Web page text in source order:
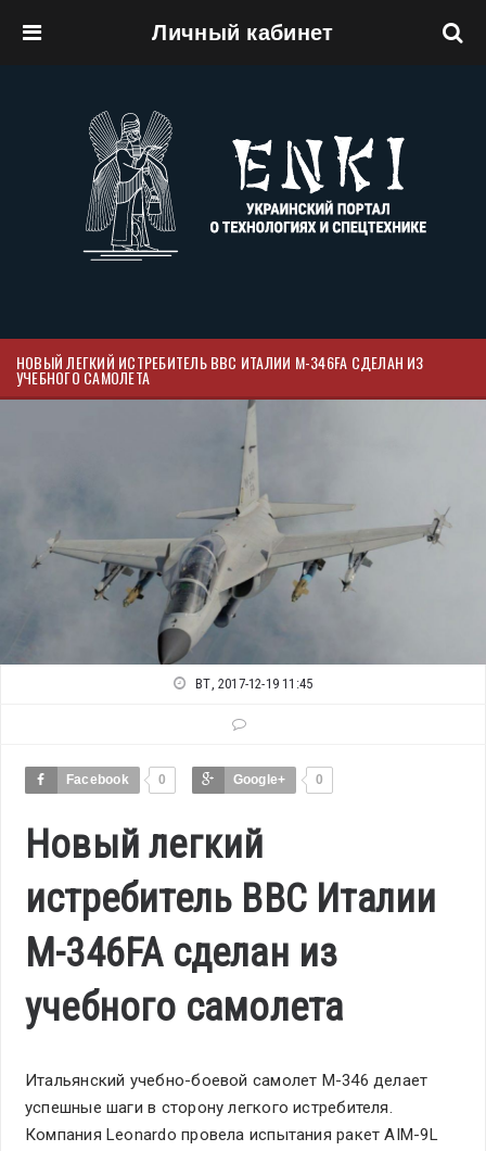
Личный кабинет
НОВЫЙ ЛЕГКИЙ ИСТРЕБИТЕЛЬ ВВС ИТАЛИИ M-346FA СДЕЛАН ИЗ
УЧЕБНОГО САМОЛЕТА
ВТ, 2017-12-19 11:45
Facebook 0 Google+ 0
Новый легкий
истребитель ВВС Италии
M-346FA сделан из
учебного самолета
Итальянский учебно-боевой самолет M-346 делает
успешные шаги в сторону легкого истребителя.
Компания Leonardo провела испытания ракет AIM-9L